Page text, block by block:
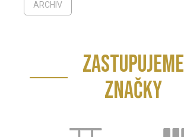
ARCHIV
ZASTUPUJEME
ZNAČKY